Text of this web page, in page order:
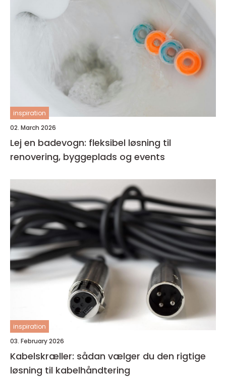
inspiration
02. March 2026
Lej en badevogn: fleksibel løsning til
renovering, byggeplads og events
inspiration
03. February 2026
Kabelskræller: sådan vælger du den rigtige
løsning til kabelhåndtering